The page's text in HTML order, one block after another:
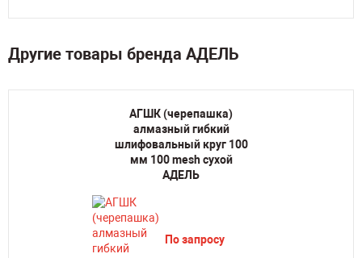
Другие товары бренда АДЕЛЬ
АГШК (черепашка)
алмазный гибкий
шлифовальный круг 100
мм 100 mesh сухой
АДЕЛЬ
По запросу